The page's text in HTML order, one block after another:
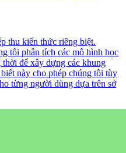
thu kiến thức riêng biệt.
tôi phân tích các mô hình học
để xây dựng các khung
này cho phép chúng tôi tùy
từng người dùng dựa trên sở